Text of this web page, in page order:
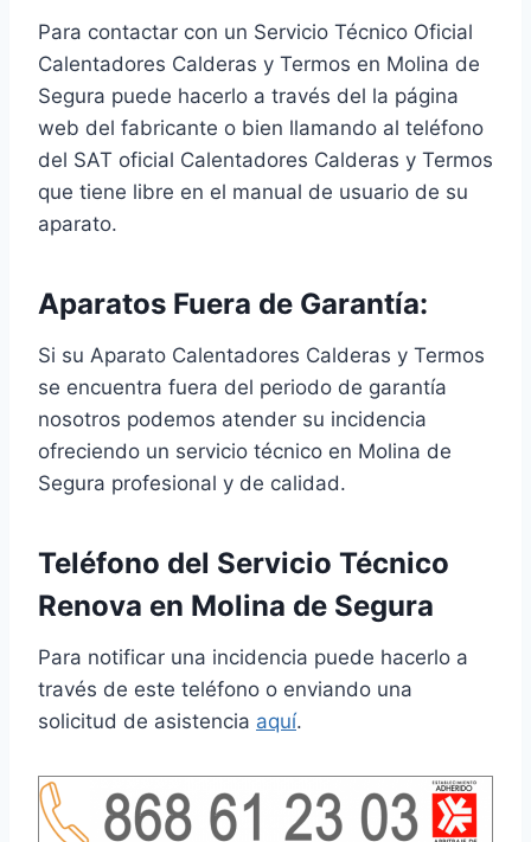
Para contactar con un Servicio Técnico Oficial
Calentadores Calderas y Termos en Molina de
Segura puede hacerlo a través del la página
web del fabricante o bien llamando al teléfono
del SAT oficial Calentadores Calderas y Termos
que tiene libre en el manual de usuario de su
aparato.
Aparatos Fuera de Garantía:
Si su Aparato Calentadores Calderas y Termos
se encuentra fuera del periodo de garantía
nosotros podemos atender su incidencia
ofreciendo un servicio técnico en Molina de
Segura profesional y de calidad.
Teléfono del Servicio Técnico
Renova en Molina de Segura
Para notificar una incidencia puede hacerlo a
través de este teléfono o enviando una
solicitud de asistencia aquí.